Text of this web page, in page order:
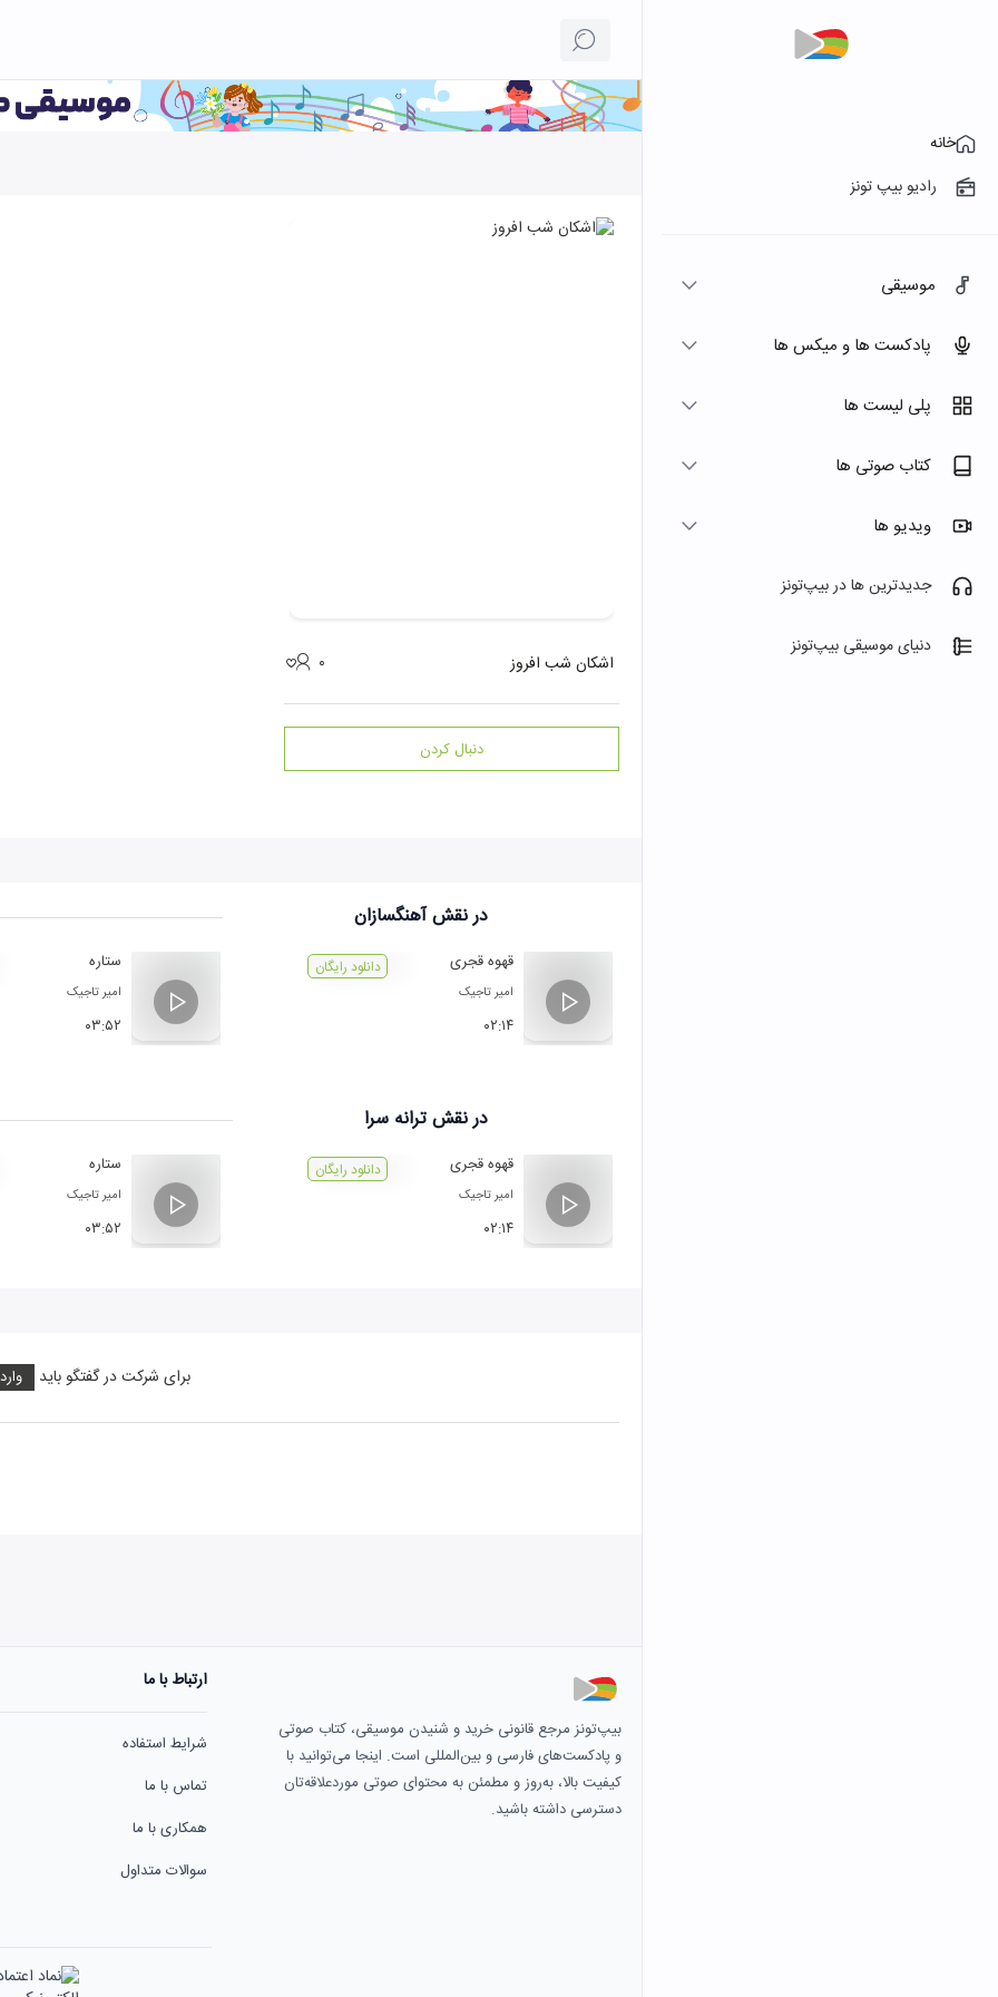
خانه
رادیو بیپ تونز
موسیقی
پادکست ها و میکس ها
پلی لیست ها
کتاب صوتی ها
ویدیو ها
جدیدترین ها در بیپ‌تونز
دنیای موسیقی بیپ‌تونز
اشکان شب افروز ۰
دنبال کردن
در نقشآهنگسازان
قهوه قجری
امیر تاجیک
۰۲:۱۴
دانلود رایگان ستاره
امیر تاجیک
۰۳:۵۲
در نقشترانه سرا
قهوه قجری
امیر تاجیک
۰۲:۱۴
دانلود رایگان ستاره
امیر تاجیک
۰۳:۵۲
برای شرکت در گفتگو باید
هنوز نظری به ثبت
بیپ‌تونز مرجع قانونی خرید و شنیدن موسیقی، کتاب صوتی
و پادکست‌های فارسی و بین‌المللی است. اینجا می‌توانید با
کیفیت بالا، به‌روز و مطمئن به محتوای صوتی موردعلاقه‌تان
دسترسی داشته باشید.
ارتباط با ما
شرایط استفاده
تماس با ما
همکاری با ما
سوالات متداول